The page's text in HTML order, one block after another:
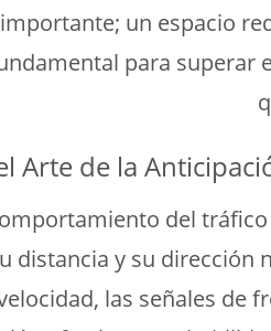
un espacio
para superar
Arte de la
del
distancia y su
las señales de